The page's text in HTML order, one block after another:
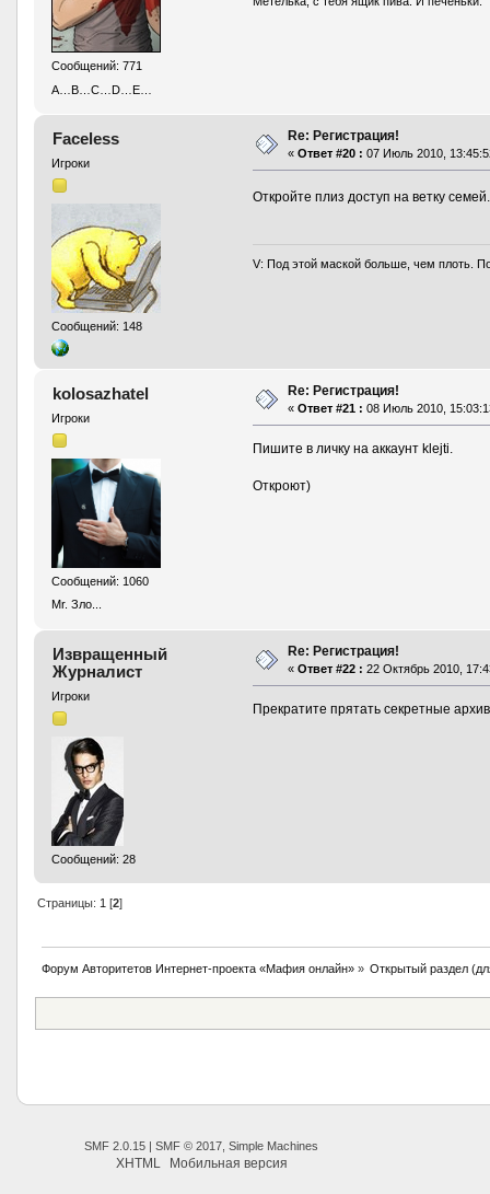
Сообщений: 771
A…B…C…D…E…
Faceless
Игроки
Сообщений: 148
Re: Регистрация!
«Ответ #20 : 07 Июль 2010,
Откройте плиз доступ на ветку
V: Под этой маской больше, чем плоть.
kolosazhatel
Игроки
Сообщений: 1060
Mr. Зло...
Re: Регистрация!
«Ответ #21 : 08 Июль 2010,
Пишите в личку на аккаунт klejti.
Откроют)
Извращенный
Журналист
Игроки
Сообщений: 28
Re: Регистрация!
«Ответ #22 : 22 Октябрь 2010,
Прекратите прятать секретные
Страницы: 1 [2]
Форум Авторитетов Интернет-проекта «Мафия онлайн»» Открытый раздел
SMF 2.0.15 |SMF © 2017 ,Simple Machines
XHTML Мобильная версия